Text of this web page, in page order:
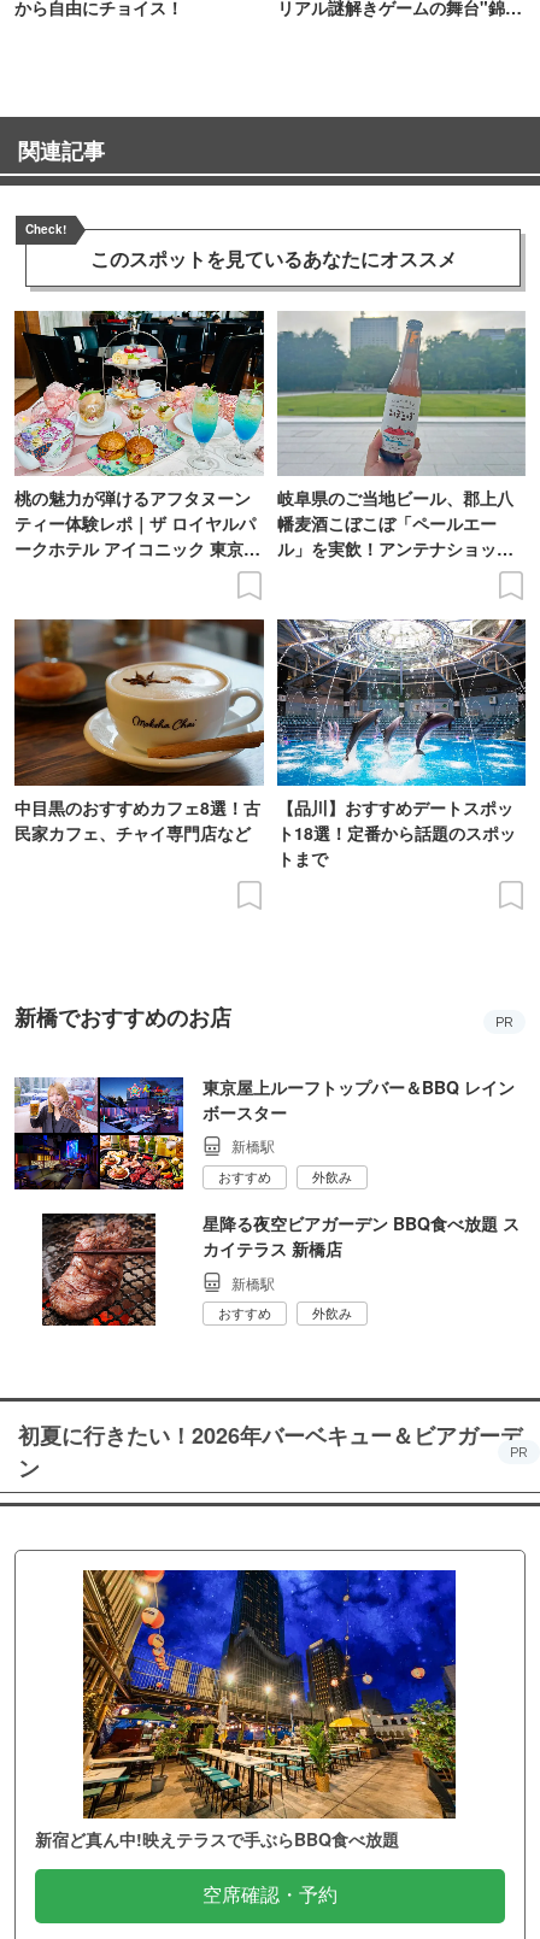
から自由にチョイス！
リアル謎解きゲームの舞台"錦糸
関連記事
Check!
このスポットを見ているあなたにオススメ
桃の魅力が弾けるアフタヌーン
ティー体験レポ｜ザ ロイヤルパ
ークホテル アイコニック 東京汐
岐阜県のご当地ビール、郡上八
幡麦酒こぼこぼ「ペールエー
ル」を実飲！アンテナショップ
中目黒のおすすめカフェ8選！古
民家カフェ、チャイ専門店など
【品川】おすすめデートスポッ
ト18選！定番から話題のスポッ
トまで
新橋でおすすめのお店 PR
東京屋上ルーフトップバー＆BBQ レイン
ボースター
新橋駅
おすすめ 外飲み
星降る夜空ビアガーデン BBQ食べ放題 ス
カイテラス 新橋店
新橋駅
おすすめ 外飲み
初夏に行きたい！2026年バーベキュー＆ビアガーデ
ン
PR
新宿ど真ん中!映えテラスで手ぶらBBQ食べ放題
空席確認・予約